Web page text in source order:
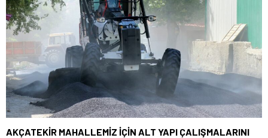
AKÇATEKİR MAHALLEMİZ İÇİN ALT YAPI ÇALIŞMALARINI